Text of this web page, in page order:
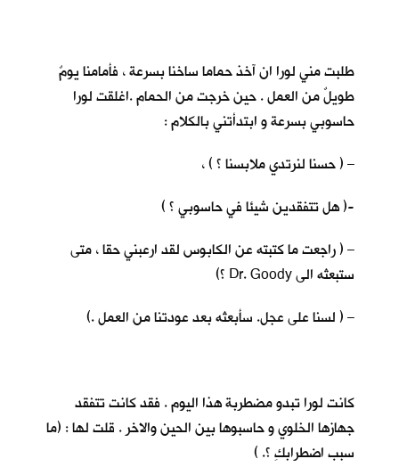
طلبت مني لورا ان آخذ حماما ساخنا بسرعة ، فأمامنا يومٌ
طويلٌ من العمل . حين خرجت من الحمام .اغلقت لورا
حاسوبي بسرعة و ابتدأتني بالكلام :
– ( حسنا لنرتدي ملابسنا ؟ ) ،
-( هل تتفقدين شيئا في حاسوبي ؟ )
– ( راجعت ما كتبته عن الكابوس لقد ارعبني حقا ، متى
ستبعثه الى Dr. Goody ؟)
– ( لسنا على عجل. سأبعثه بعد عودتنا من العمل .)
كانت لورا تبدو مضطربة هذا اليوم . فقد كانت تتفقد
جهازها الخلوي و حاسبوها بين الحين والاخر . قلت لها : (ما
سبب اضطرابكِ ؟. )